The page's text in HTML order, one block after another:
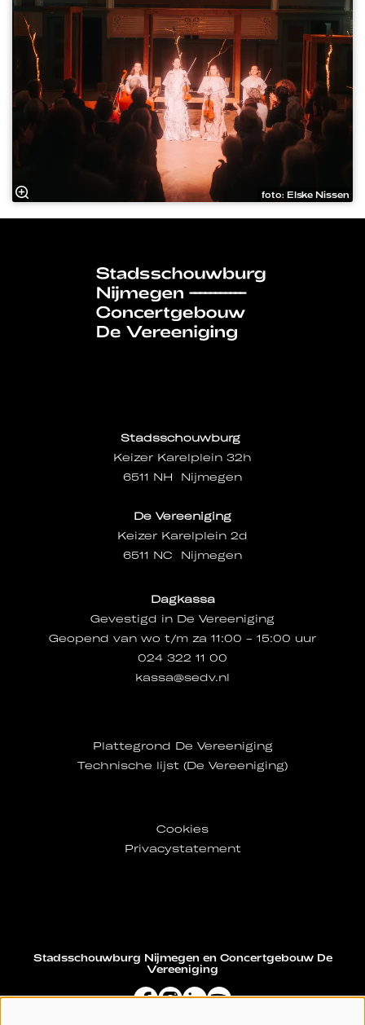
foto: Elske Nissen
Stadsschouwburg
Keizer Karelplein 32h
6511 NH Nijmegen
De Vereeniging
Keizer Karelplein 2d
6511 NC Nijmegen
Dagkassa
Gevestigd in De Vereeniging
Geopend van wo t/m za 11:00 - 15:00 uur
024 322 11 00
kassa@sedv.nl
Plattegrond De Vereeniging
Technische lijst (De Vereeniging)
Cookies
Privacystatement
Stadsschouwburg Nijmegen en Concertgebouw De
Vereeniging